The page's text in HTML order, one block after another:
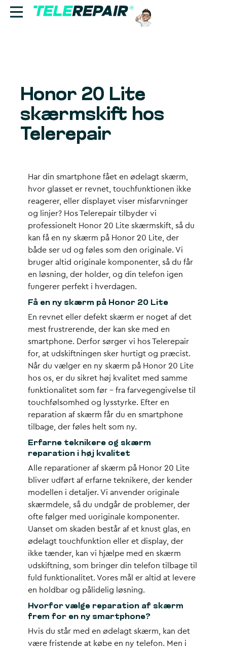
Find butik
Erhverv
Honor 20 Lite
skærmskift hos
Telerepair
Har din smartphone fået en ødelagt skærm,
hvor glasset er revnet, touchfunktionen ikke
reagerer, eller displayet viser misfarvninger
og linjer? Hos Telerepair tilbyder vi
professionelt Honor 20 Lite skærmskift , så du
kan få en ny skærm på Honor 20 Lite, der
både ser ud og føles som den originale. Vi
bruger altid originale komponenter, så du får
en løsning, der holder, og din telefon igen
fungerer perfekt i hverdagen.
Få en ny skærm på Honor 20 Lite
En revnet eller defekt skærm er noget af det
mest frustrerende, der kan ske med en
smartphone. Derfor sørger vi hos Telerepair
for, at udskiftningen sker hurtigt og præcist.
Når du vælger en ny skærm på Honor 20 Lite
hos os, er du sikret høj kvalitet med samme
funktionalitet som før – fra farvegengivelse til
touchfølsomhed og lysstyrke. Efter en
reparation af skærm får du en smartphone
tilbage, der føles helt som ny.
Erfarne teknikere og skærm
reparation i høj kvalitet
Alle reparationer af skærm på Honor 20 Lite
bliver udført af erfarne teknikere, der kender
modellen i detaljer. Vi anvender originale
skærmdele, så du undgår de problemer, der
ofte følger med uoriginale komponenter.
Uanset om skaden består af et knust glas, en
ødelagt touchfunktion eller et display, der
ikke tænder, kan vi hjælpe med en skærm
udskiftning, som bringer din telefon tilbage til
fuld funktionalitet. Vores mål er altid at levere
en holdbar og pålidelig løsning.
Hvorfor vælge reparation af skærm
frem for en ny smartphone?
Hvis du står med en ødelagt skærm, kan det
være fristende at købe en ny telefon. Men i